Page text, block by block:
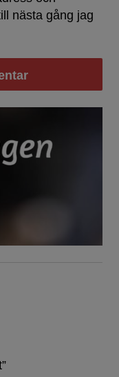
nästa gång jag